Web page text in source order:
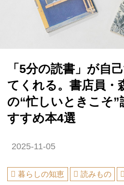
「5分の読書」が自
てくれる。書店員・
の“忙しいときこそ
すすめ本4選
2025-11-05
暮らしの知恵 読みもの